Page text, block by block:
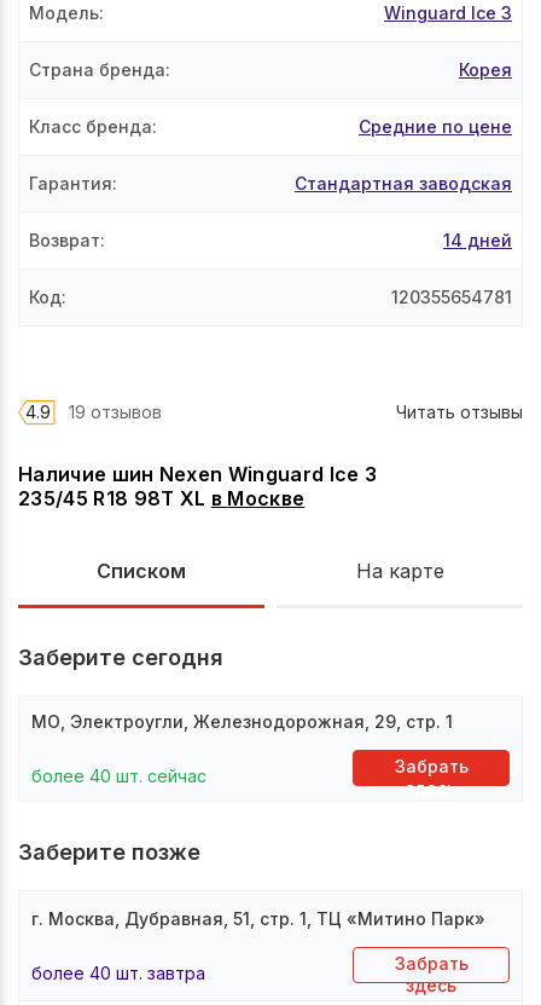
Наличие шин Nexen Winguard Ice 3
235/45 R18 98T XL в Москве
Списком На карте
Заберите сегодня
МО, Электроугли, Железнодорожная, 29, стр. 1
более 40 шт. сейчас
Забрать
здесь
Заберите позже
г. Москва, Дубравная, 51, стр. 1, ТЦ «Митино Парк»
более 40 шт. завтра
Забрать
здесь
Модель: Winguard Ice 3
Страна бренда: Корея
Класс бренда: Средние по цене
Гарантия: Стандартная заводская
Возврат: 14 дней
Код: 120355654781
4.9 19 отзывов Читать отзывы